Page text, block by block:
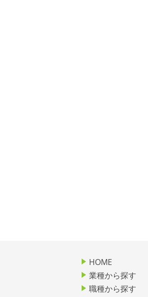
HOME
業種から探す
職種から探す